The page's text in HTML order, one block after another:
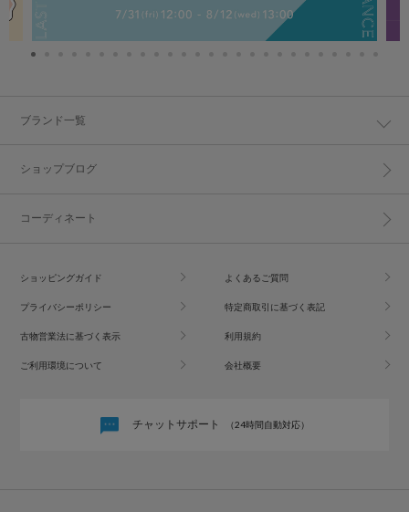
ブランド一覧
ショップブログ
コーディネート
ショッピングガイド よくあるご質問
プライバシーポリシー 特定商取引に基づく表記
古物営業法に基づく表示 利用規約
ご利用環境について 会社概要
チャットサポート （24時間自動対応）